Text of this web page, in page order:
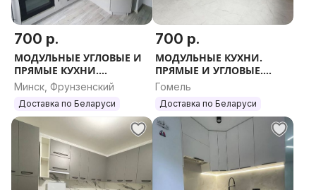
700 р.
МОДУЛЬНЫЕ УГЛОВЫЕ И
ПРЯМЫЕ КУХНИ.
РАЗМЕРЫ. ЦВЕТА.
Минск, Фрунзенский
Доставка по Беларуси
700 р.
МОДУЛЬНЫЕ КУХНИ.
ПРЯМЫЕ И УГЛОВЫЕ.
ЛЮБОЙ РАЗМЕР.
Гомель
Доставка по Беларуси